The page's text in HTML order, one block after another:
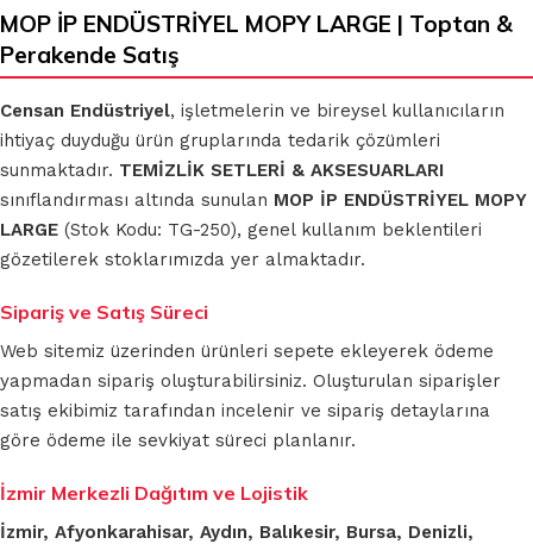
MOP İP ENDÜSTRİYEL MOPY LARGE | Toptan &
Perakende Satış
Censan Endüstriyel, işletmelerin ve bireysel kullanıcıların
ihtiyaç duyduğu ürün gruplarında tedarik çözümleri
sunmaktadır. TEMİZLİK SETLERİ & AKSESUARLARI
sınıflandırması altında sunulan MOP İP ENDÜSTRİYEL MOPY
LARGE (Stok Kodu: TG-250), genel kullanım beklentileri
gözetilerek stoklarımızda yer almaktadır.
Sipariş ve Satış Süreci
Web sitemiz üzerinden ürünleri sepete ekleyerek ödeme
yapmadan sipariş oluşturabilirsiniz. Oluşturulan siparişler
satış ekibimiz tarafından incelenir ve sipariş detaylarına
göre ödeme ile sevkiyat süreci planlanır.
İzmir Merkezli Dağıtım ve Lojistik
İzmir, Afyonkarahisar, Aydın, Balıkesir, Bursa, Denizli,